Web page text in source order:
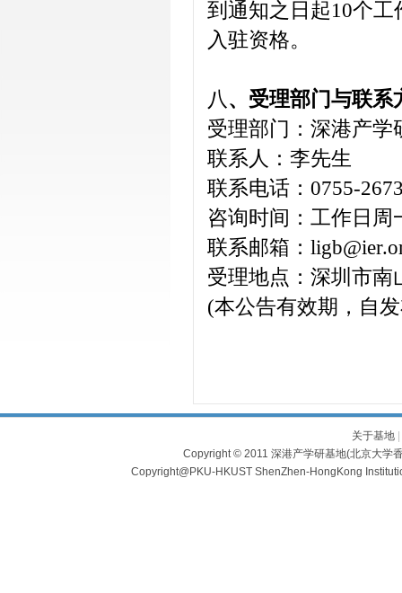
到通知之日起10个
入驻资格。
八、受理部门与联系
受理部门：深港产学
联系人：李先生
联系电话：0755-
咨询时间：工作日周
联系邮箱：
受理地点：深圳市南
(本公告有效期，自
关于基地|
Copyright © 2011 深港产学研基地(北京大学
Copyright@PKU-HKUST ShenZhen-HongKong